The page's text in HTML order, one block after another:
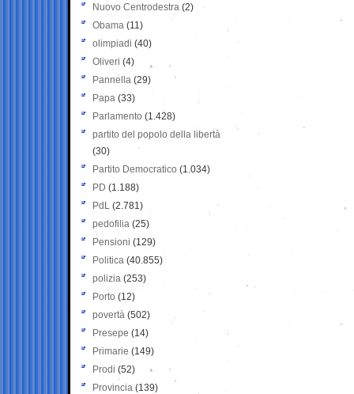
Nuovo Centrodestra (2)
Obama (11)
olimpiadi (40)
Oliveri (4)
Pannella (29)
Papa (33)
Parlamento (1.428)
partito del popolo della libertà
(30)
Partito Democratico (1.034)
PD (1.188)
PdL (2.781)
pedofilia (25)
Pensioni (129)
Politica (40.855)
polizia (253)
Porto (12)
povertà (502)
Presepe (14)
Primarie (149)
Prodi (52)
Provincia (139)